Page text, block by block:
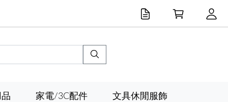
家電/3C配件 文具休閒服飾